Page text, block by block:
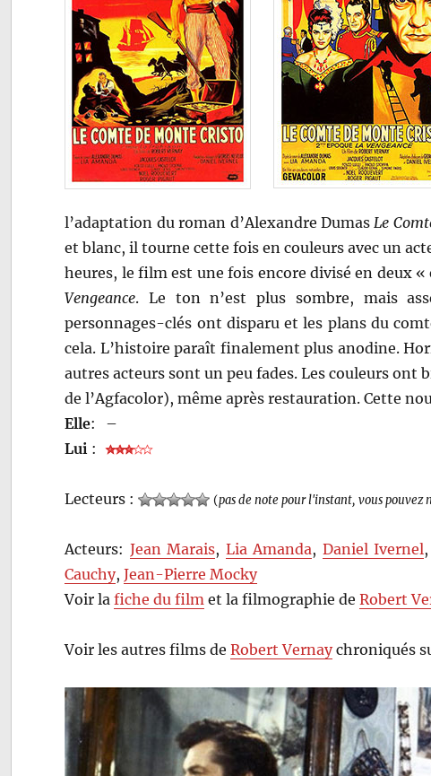
l’adaptation du roman d’Alexandre Dumas Le
et blanc, il tourne cette fois en couleurs avec un
heures, le film est une fois encore divisé en deux
Vengeance. Le ton n’est plus sombre, mais
personnages-clés ont disparu et les plans du
cela. L’histoire paraît finalement plus anodine.
autres acteurs sont un peu fades. Les couleurs ont
de l’Agfacolor), même après restauration. Cette
Elle:
–
Lui :
Lecteurs : (pas de note pour l'instant, vous pouvez
Acteurs: Jean Marais, Lia Amanda, Daniel Ivernel,
Cauchy,Jean-Pierre Mocky
Voir lafiche du film et la filmographie deRobert
Voir les autres films deRobert Vernaychroniqués